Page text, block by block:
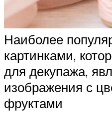
Наиболее
картинками,
для декупажа,
изображения с
фруктами